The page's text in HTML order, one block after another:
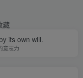
藏
its own will.
意志力